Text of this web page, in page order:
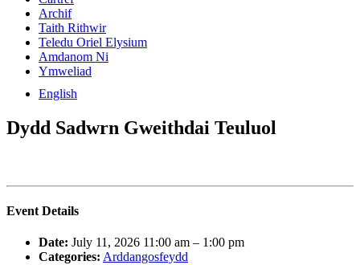
Archif
Taith Rithwir
Teledu Oriel Elysium
Amdanom Ni
Ymweliad
English
Dydd Sadwrn Gweithdai Teuluol
Event Details
Date: July 11, 2026 11:00 am – 1:00 pm
Categories: Arddangosfeydd